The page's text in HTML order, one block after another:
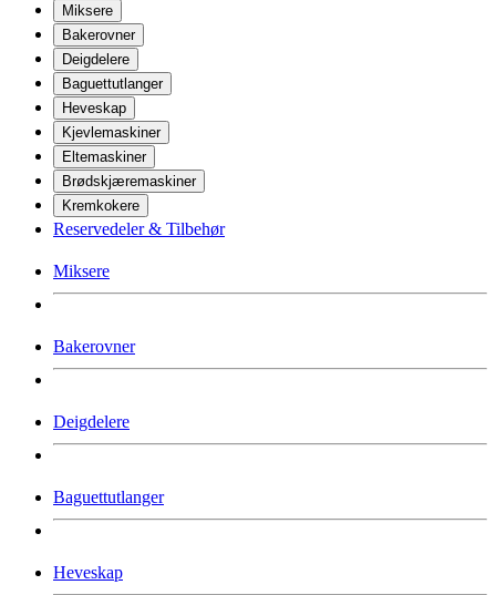
Miksere
Bakerovner
Deigdelere
Baguettutlanger
Heveskap
Kjevlemaskiner
Eltemaskiner
Brødskjæremaskiner
Kremkokere
Reservedeler & Tilbehør
Miksere
Bakerovner
Deigdelere
Baguettutlanger
Heveskap